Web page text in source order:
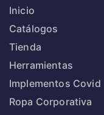
Inicio
Catálogos
Tienda
Herramientas
Implementos Covid
Ropa Corporativa